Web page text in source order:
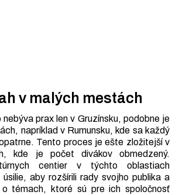
v malých mestách
prax len v Gruzínsku, podobne je
napríklad v Rumunsku, kde sa každý
Tento proces je ešte zložitejší v
kde je počet divákov obmedzený.
centier v týchto oblastiach
úsilie, aby rozšírili rady svojho publika a
o témach, ktoré sú pre ich spoločnosť